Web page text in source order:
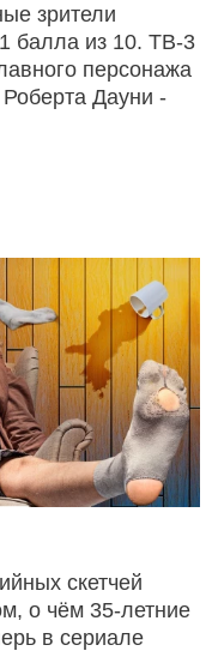
зрители
балла из 10. ТВ-3
персонажа
Дауни -
скетчей
о чём 35-летние
в сериале